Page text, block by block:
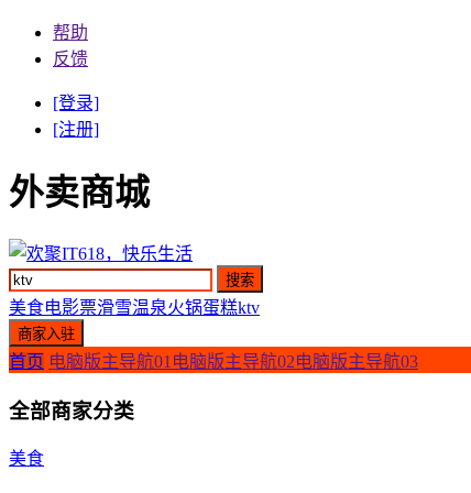
帮助
反馈
[登录]
[注册]
外卖商城
美食电影票滑雪温泉火锅蛋糕ktv
首页 电脑版主导航01 电脑版主导航02电脑版主导航03
全部商家分类
美食